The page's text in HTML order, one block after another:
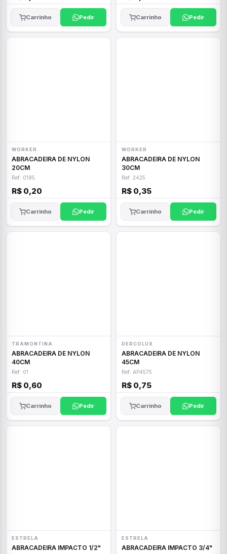
Carrinho Pedir Carrinho Pedir
WORKER
ABRACADEIRA DE NYLON
20CM
Ref: 0185
R$ 0,20
Carrinho Pedir
WORKER
ABRACADEIRA DE NYLON
30CM
Ref: 2425
R$ 0,35
Carrinho Pedir
TRAMONTINA
ABRACADEIRA DE NYLON
40CM
Ref: 01
R$ 0,60
Carrinho Pedir
DERCOLUX
ABRACADEIRA DE NYLON
45CM
Ref: AP4575
R$ 0,75
Carrinho Pedir
ESTRELA
ABRACADEIRA IMPACTO 1/2"
ESTRELA
ABRACADEIRA IMPACTO 3/4"